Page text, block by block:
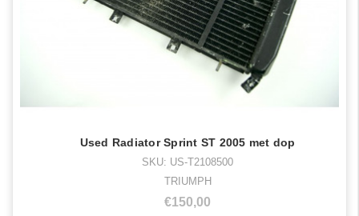
Used Radiator Sprint ST 2005 met dop
SKU: US-T2108500
TRIUMPH
€150,00